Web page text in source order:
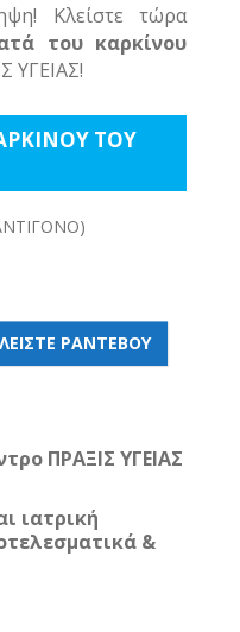
Κλείστε τώρα
του καρκίνου
ΥΓΕΙΑΣ!
ΤΟΥ
ΡΑΝΤΕΒΟΥ
ΠΡΑΞΙΣ ΥΓΕΙΑΣ
ιατρική
&